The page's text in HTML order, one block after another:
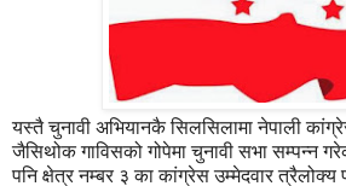
यस्तै चुनावी अभियानकै सिलसिलामा नेपाली
जैसिथोक गाविसको गोपेमा चुनावी सभा सम्पन्न
पनि क्षेत्र नम्बर ३ का कांग्रेस उम्मेदवार